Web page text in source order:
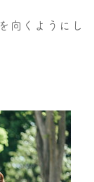
向くようにし